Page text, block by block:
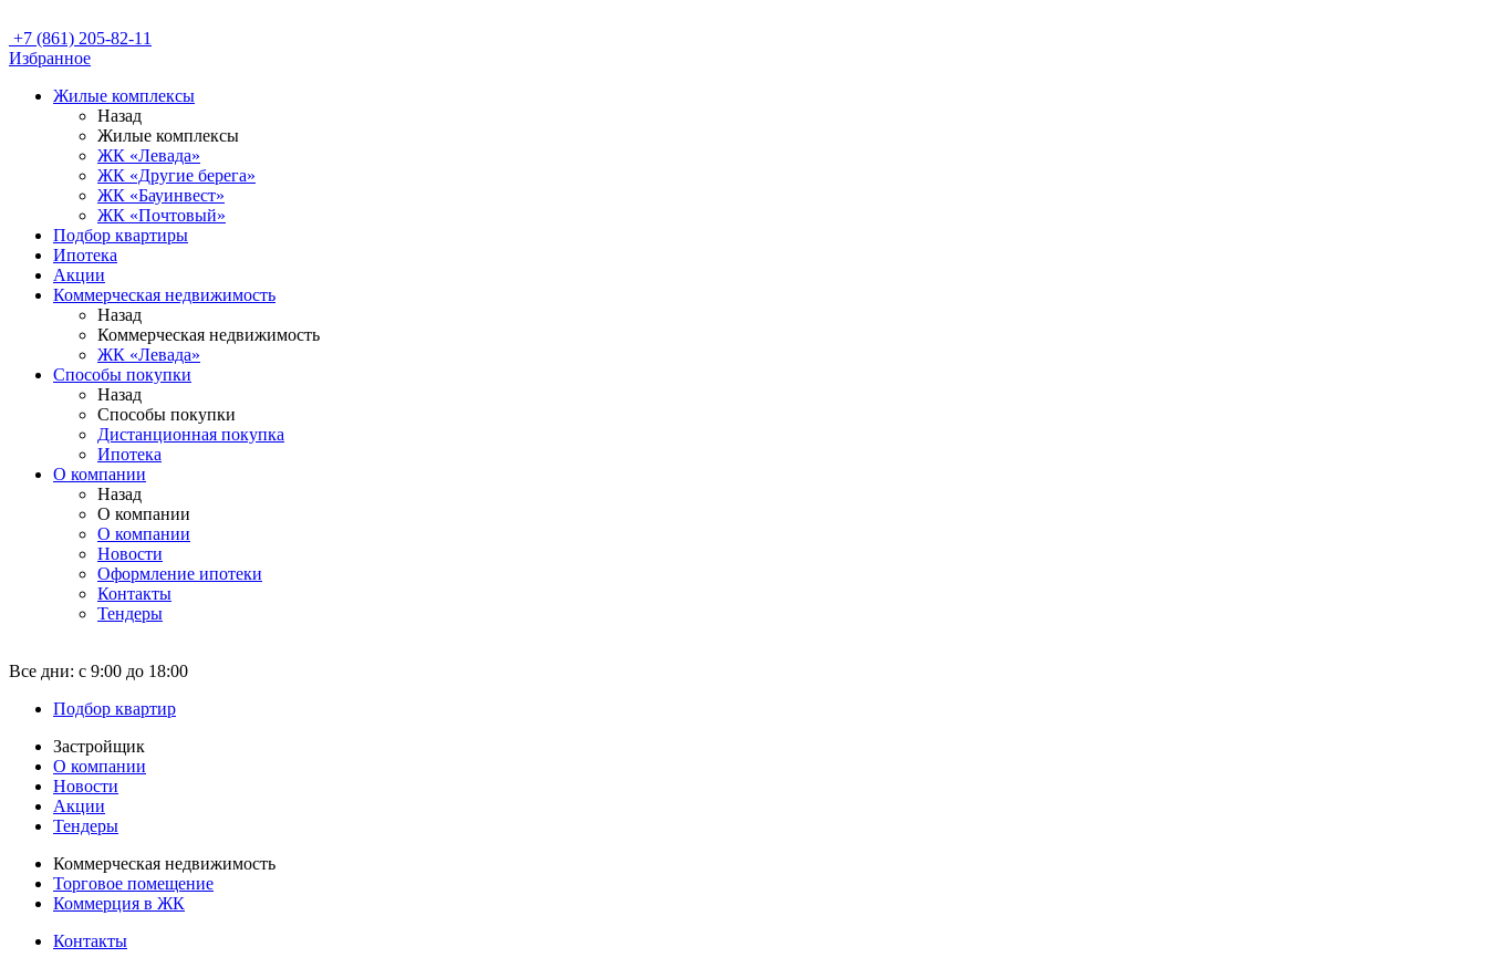
+7 (861) 205-82-11
Избранное
Жилые комплексы
Назад
Жилые комплексы
ЖК «Левада»
ЖК «Другие берега»
ЖК «Бауинвест»
ЖК «Почтовый»
Подбор квартиры
Ипотека
Акции
Коммерческая недвижимость
Назад
Коммерческая недвижимость
ЖК «Левада»
Способы покупки
Назад
Способы покупки
Дистанционная покупка
Ипотека
О компании
Назад
О компании
О компании
Новости
Оформление ипотеки
Контакты
Тендеры
Все дни: с 9:00 до 18:00
Подбор квартир
Застройщик
О компании
Новости
Акции
Тендеры
Коммерческая недвижимость
Торговое помещение
Коммерция в ЖК
Контакты